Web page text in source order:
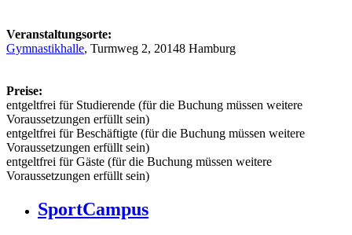
Veranstaltungsorte:
Gymnastikhalle, Turmweg 2, 20148 Hamburg
Preise:
entgeltfrei für Studierende (für die Buchung müssen weitere
Voraussetzungen erfüllt sein)
entgeltfrei für Beschäftigte (für die Buchung müssen weitere
Voraussetzungen erfüllt sein)
entgeltfrei für Gäste (für die Buchung müssen weitere
Voraussetzungen erfüllt sein)
SportCampus